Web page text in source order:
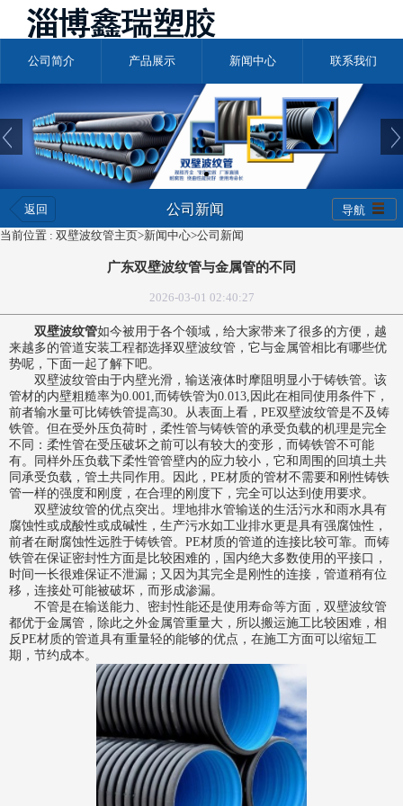
公司简介 产品展示 新闻中心 联系我们
返回 公司新闻
导航
当前位置 : 双壁波纹管主页>新闻中心>公司新闻
广东双壁波纹管与金属管的不同
2026-03-01 02:40:27
双壁波纹管如今被用于各个领域，给大家带来了很多的方便，越
来越多的管道安装工程都选择双壁波纹管 ，它与金属管相比有哪些优
势呢，下面一起了解下吧。
双壁波纹管由于内壁光滑，输送液体时摩阻明显小于铸铁管。该
管材的内壁粗糙率为0.001,而铸铁管为0.013,因此在相同使用条件下，
前者输水量可比铸铁管提高30。从表面上看，PE双壁波纹管是不及铸
铁管。但在受外压负荷时，柔性管与铸铁管的承受负载的机理是完全
不同：柔性管在受压破坏之前可以有较大的变形，而铸铁管不可能
有。同样外压负载下柔性管管壁内的应力较小，它和周围的回填土共
同承受负载，管土共同作用。因此，PE材质的管材不需要和刚性铸铁
管一样的强度和刚度，在合理的刚度下，完全可以达到使用要求。
双壁波纹管的优点突出。埋地排水管输送的生活污水和雨水具有
腐蚀性或成酸性或成碱性，生产污水如工业排水更是具有强腐蚀性，
前者在耐腐蚀性远胜于铸铁管。PE材质的管道的连接比较可靠。而铸
铁管在保证密封性方面是比较困难的，国内绝大多数使用的平接口，
时间一长很难保证不泄漏；又因为其完全是刚性的连接，管道稍有位
移，连接处可能被破坏，而形成渗漏。
不管是在输送能力、密封性能还是使用寿命等方面，双壁波纹管
都优于金属管，除此之外金属管重量大，所以搬运施工比较困难，相
反PE材质的管道具有重量轻的能够的优点，在施工方面可以缩短工
期，节约成本。